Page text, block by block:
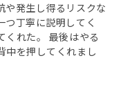
や発生し得るリスクな
つ丁寧に説明してく
くれた。 最後はやる
中を押してくれまし